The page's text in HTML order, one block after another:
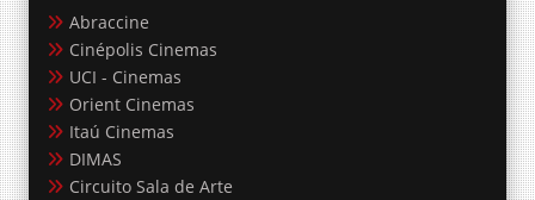
Abraccine
Cinépolis Cinemas
UCI - Cinemas
Orient Cinemas
Itaú Cinemas
DIMAS
Circuito Sala de Arte